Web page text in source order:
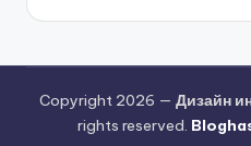
Copyright 2026 — Дизайн
rights reserved.